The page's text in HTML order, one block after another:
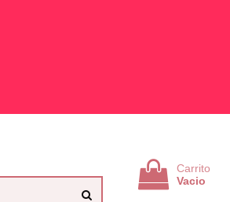
Carrito
Vacio